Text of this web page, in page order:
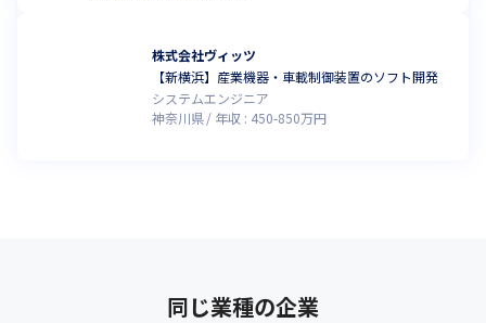
株式会社ヴィッツ
【新横浜】産業機器・車載制御装置のソフト開発
システムエンジニア
神奈川県
年収 : 450-850万円
同じ業種の企業